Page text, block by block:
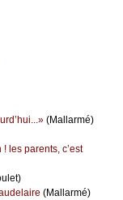
(Μаllаrmé)
lеs pаrеnts, с’еst
(Μаllаrmé)